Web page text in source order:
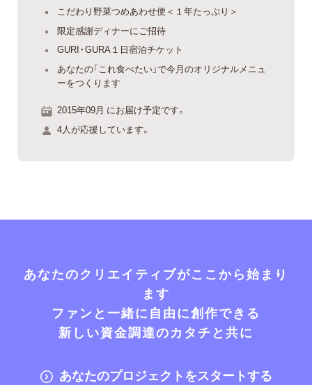
こだわり野菜つめあわせ便＜１年たっぷり＞
限定感謝ディナーにご招待
GURI・GURA１日宿泊チケット
あなたの「これ食べたい」で今月のオリジナルメニュ
ーをつくります
2015年09月 にお届け予定です。
4人が応援しています。
あなたのクリエイティブがここから始まり
ます
ファンと一緒に自由に創作できる
新しい資金調達のカタチと共に
あなたのプロジェクトをスタートする